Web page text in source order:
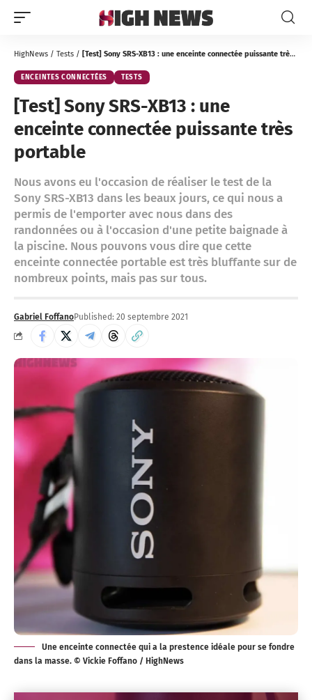
HighNews / Tests / [Test] Sony SRS-XB13 : une enceinte connectée puissante très portable
ENCEINTES CONNECTÉES TESTS
[Test] Sony SRS-XB13 : une
enceinte connectée puissante très
portable
Nous avons eu l'occasion de réaliser le test de la
Sony SRS-XB13 dans les beaux jours, ce qui nous a
permis de l'emporter avec nous dans des
randonnées ou à l'occasion d'une petite baignade à
la piscine. Nous pouvons vous dire que cette
enceinte connectée portable est très bluffante sur de
nombreux points, mais pas sur tous.
Gabriel FoffanoPublished: 20 septembre 2021
Une enceinte connectée qui a la prestence idéale pour se fondre
dans la masse. © Vickie Foffano / HighNews